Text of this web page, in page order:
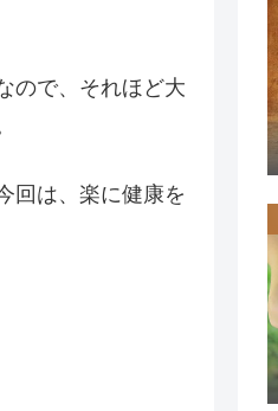
ので、それほど大
回は、楽に健康を